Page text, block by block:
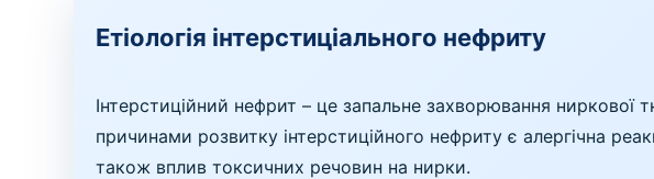
Етіологія інтерстиціального нефриту
Інтерстиційний нефрит – це запальне захворювання
причинами розвитку інтерстиційного нефриту є алергічна
також вплив токсичних речовин на нирки.